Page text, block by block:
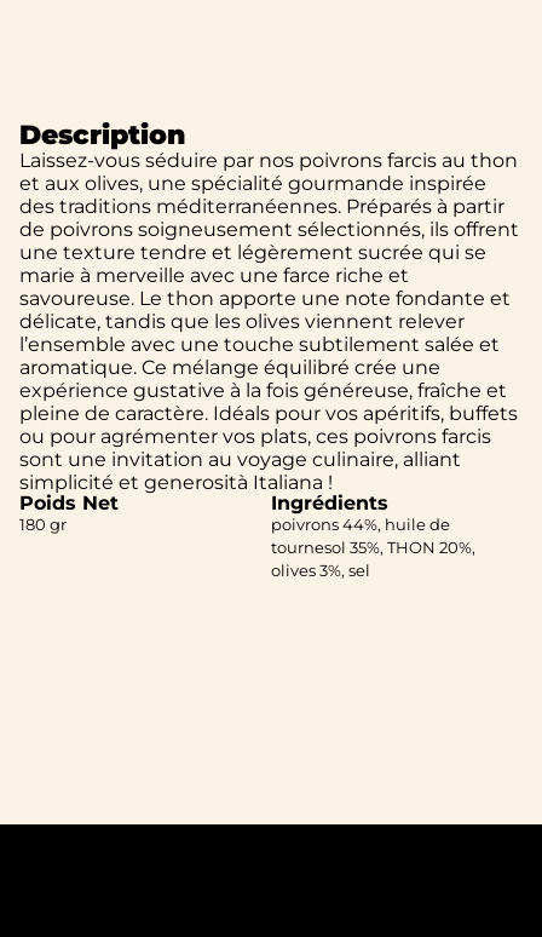
Description
Laissez-vous séduire par nos poivrons farcis au thon
et aux olives, une spécialité gourmande inspirée
des traditions méditerranéennes. Préparés à partir
de poivrons soigneusement sélectionnés, ils offrent
une texture tendre et légèrement sucrée qui se
marie à merveille avec une farce riche et
savoureuse. Le thon apporte une note fondante et
délicate, tandis que les olives viennent relever
l’ensemble avec une touche subtilement salée et
aromatique. Ce mélange équilibré crée une
expérience gustative à la fois généreuse, fraîche et
pleine de caractère. Idéals pour vos apéritifs, buffets
ou pour agrémenter vos plats, ces poivrons farcis
sont une invitation au voyage culinaire, alliant
simplicité et generosità Italiana !
Poids Net
180 gr
Ingrédients
poivrons 44%, huile de
tournesol 35%, THON 20%,
olives 3%, sel